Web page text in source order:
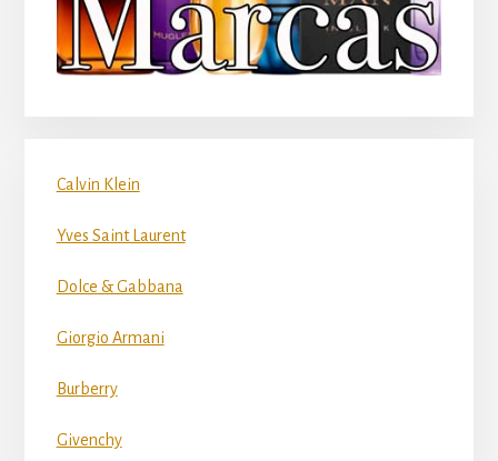
Calvin Klein
Yves Saint Laurent
Dolce & Gabbana
Giorgio Armani
Burberry
Givenchy